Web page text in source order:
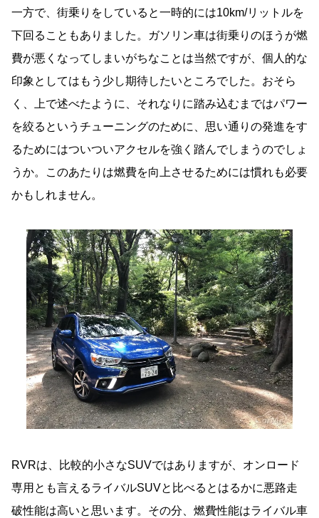
一方で、街乗りをしていると一時的には10km/リットルを
下回ることもありました。ガソリン車は街乗りのほうが燃
費が悪くなってしまいがちなことは当然ですが、個人的な
印象としてはもう少し期待したいところでした。おそら
く、上で述べたように、それなりに踏み込むまではパワー
を絞るというチューニングのために、思い通りの発進をす
るためにはついついアクセルを強く踏んでしまうのでしょ
うか。このあたりは燃費を向上させるためには慣れも必要
かもしれません。
RVRは、比較的小さなSUVではありますが、オンロード
専用とも言えるライバルSUVと比べるとはるかに悪路走
破性能は高いと思います。その分、燃費性能はライバル車